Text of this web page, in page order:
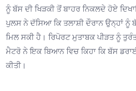
ਨੂੰ ਬੱਸ ਦੀ ਖਿੜਕੀ ਤੋਂ ਬਾਹਰ ਨਿਕਲਦੇ ਹੋਏ
ਪੁਲਸ ਨੇ ਦੱਸਿਆ ਕਿ ਤਲਾਸ਼ੀ ਦੌਰਾਨ ਉਨ੍ਹਾਂ ਨੂੰ
ਮਿਲ ਸਕੀ ਹੈ। ਰਿਪੋਰਟ ਮੁਤਾਬਕ ਪੀੜਤ ਨੂੰ
ਮੈਟਰੋ ਨੇ ਇਕ ਬਿਆਨ ਵਿਚ ਕਿਹਾ ਕਿ ਬੱਸ
ਕੀਤੀ।